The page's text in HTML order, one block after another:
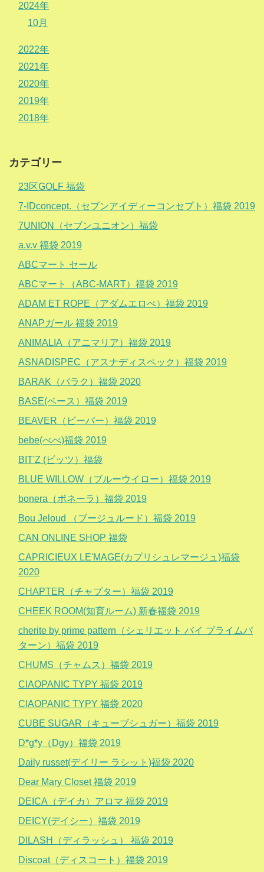
2024年
10月
2022年
2021年
2020年
2019年
2018年
カテゴリー
23区GOLF 福袋
7-IDconcept.（セブンアイディーコンセプト）福袋 2019
7UNION（セブンユニオン）福袋
a.v.v 福袋 2019
ABCマート セール
ABCマート（ABC-MART）福袋 2019
ADAM ET ROPE（アダムエロぺ）福袋 2019
ANAPガール 福袋 2019
ANIMALIA（アニマリア）福袋 2019
ASNADISPEC（アスナディスペック）福袋 2019
BARAK（バラク）福袋 2020
BASE(ベース）福袋 2019
BEAVER（ビーバー）福袋 2019
bebe(べべ)福袋 2019
BIT'Z (ビッツ）福袋
BLUE WILLOW（ブルーウイロー）福袋 2019
bonera（ボネーラ）福袋 2019
Bou Jeloud （ブージュルード）福袋 2019
CAN ONLINE SHOP 福袋
CAPRICIEUX LE'MAGE(カプリシュレマージュ)福袋
2020
CHAPTER（チャプター）福袋 2019
CHEEK ROOM(知育ルーム) 新春福袋 2019
cherite by prime pattern（シェリエット バイ プライムパ
ターン）福袋 2019
CHUMS（チャムス）福袋 2019
CIAOPANIC TYPY 福袋 2019
CIAOPANIC TYPY 福袋 2020
CUBE SUGAR（キューブシュガー）福袋 2019
D*g*y（Dgy）福袋 2019
Daily russet(デイリー ラシット)福袋 2020
Dear Mary Closet 福袋 2019
DEICA（デイカ）アロマ 福袋 2019
DEICY(デイシー）福袋 2019
DILASH（ディラッシュ） 福袋 2019
Discoat（ディスコート）福袋 2019